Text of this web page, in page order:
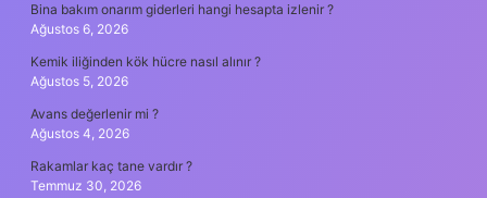
Bina bakım onarım giderleri hangi hesapta izlenir ?
Ağustos 6, 2026
Kemik iliğinden kök hücre nasıl alınır ?
Ağustos 5, 2026
Avans değerlenir mi ?
Ağustos 4, 2026
Rakamlar kaç tane vardır ?
Temmuz 30, 2026